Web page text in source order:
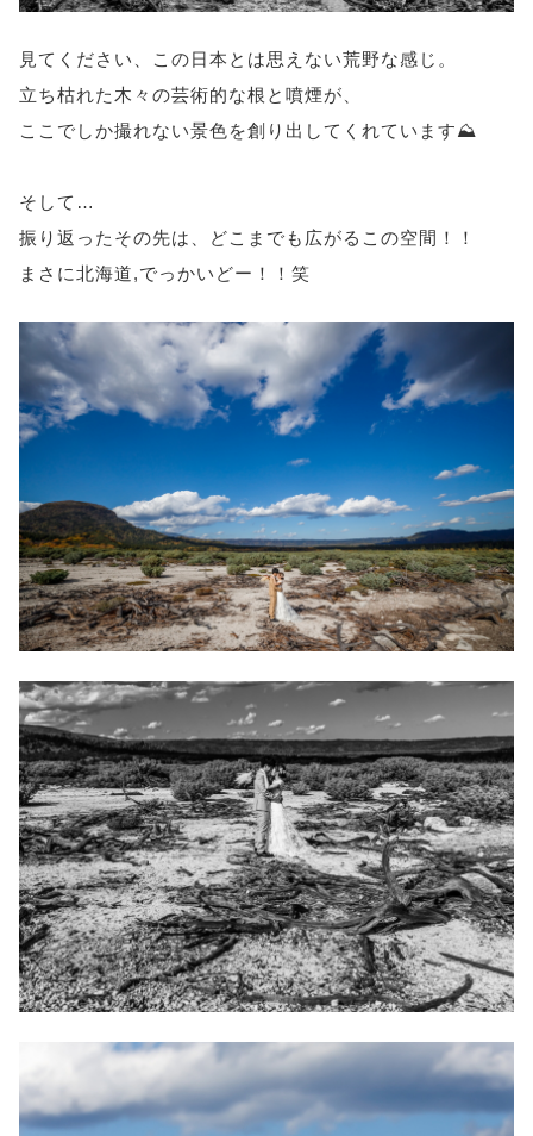
見てください、この日本とは思えない荒野な感じ。
立ち枯れた木々の芸術的な根と噴煙が、
ここでしか撮れない景色を創り出してくれています⛰
そして…
振り返ったその先は、どこまでも広がるこの空間！！
まさに北海道,でっかいどー！！笑